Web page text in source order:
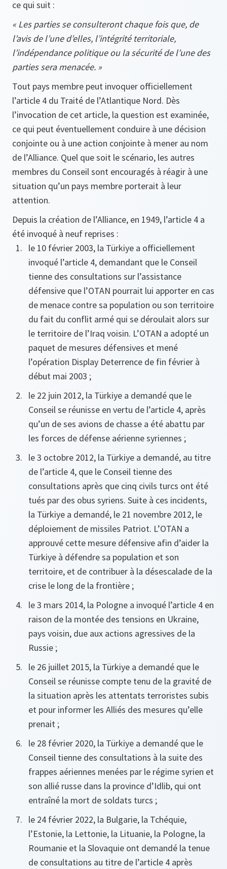
ce qui suit :
« Les parties se consulteront chaque fois que, de
l’avis de l’une d’elles, l’intégrité territoriale,
l’indépendance politique ou la sécurité de l’une des
parties sera menacée. »
Tout pays membre peut invoquer officiellement
l’article 4 du Traité de l’Atlantique Nord. Dès
l’invocation de cet article, la question est examinée,
ce qui peut éventuellement conduire à une décision
conjointe ou à une action conjointe à mener au nom
de l’Alliance. Quel que soit le scénario, les autres
membres du Conseil sont encouragés à réagir à une
situation qu’un pays membre porterait à leur
attention.
Depuis la création de l’Alliance, en 1949, l’article 4 a
été invoqué à neuf reprises :
le 10 février 2003, la Türkiye a officiellement
invoqué l’article 4, demandant que le Conseil
tienne des consultations sur l’assistance
défensive que l’OTAN pourrait lui apporter en cas
de menace contre sa population ou son territoire
du fait du conflit armé qui se déroulait alors sur
le territoire de l’Iraq voisin. L’OTAN a adopté un
paquet de mesures défensives et mené
l’opération Display Deterrence de fin février à
début mai 2003 ;
le 22 juin 2012, la Türkiye a demandé que le
Conseil se réunisse en vertu de l’article 4, après
qu’un de ses avions de chasse a été abattu par
les forces de défense aérienne syriennes ;
le 3 octobre 2012, la Türkiye a demandé, au titre
de l’article 4, que le Conseil tienne des
consultations après que cinq civils turcs ont été
tués par des obus syriens. Suite à ces incidents,
la Türkiye a demandé, le 21 novembre 2012, le
déploiement de missiles Patriot. L’OTAN a
approuvé cette mesure défensive afin d’aider la
Türkiye à défendre sa population et son
territoire, et de contribuer à la désescalade de la
crise le long de la frontière ;
le 3 mars 2014, la Pologne a invoqué l’article 4 en
raison de la montée des tensions en Ukraine,
pays voisin, due aux actions agressives de la
Russie ;
le 26 juillet 2015, la Türkiye a demandé que le
Conseil se réunisse compte tenu de la gravité de
la situation après les attentats terroristes subis
et pour informer les Alliés des mesures qu’elle
prenait ;
le 28 février 2020, la Türkiye a demandé que le
Conseil tienne des consultations à la suite des
frappes aériennes menées par le régime syrien et
son allié russe dans la province d’Idlib, qui ont
entraîné la mort de soldats turcs ;
le 24 février 2022, la Bulgarie, la Tchéquie,
l’Estonie, la Lettonie, la Lituanie, la Pologne, la
Roumanie et la Slovaquie ont demandé la tenue
de consultations au titre de l’article 4 après